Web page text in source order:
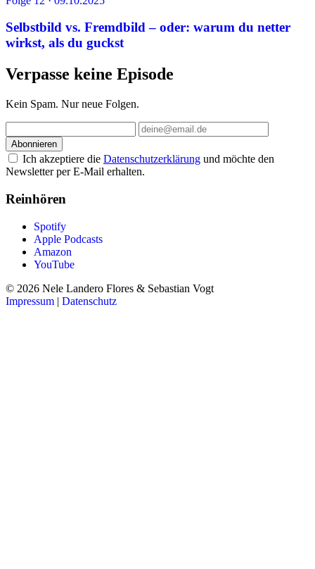
Selbstbild vs. Fremdbild – oder: warum du netter
wirkst, als du guckst
Verpasse keine Episode
Kein Spam. Nur neue Folgen.
Abonnieren
Ich akzeptiere die Datenschutzerklärung und möchte den
Newsletter per E-Mail erhalten.
Reinhören
Spotify
Apple Podcasts
Amazon
YouTube
© 2026 Nele Landero Flores & Sebastian Vogt
Impressum | Datenschutz